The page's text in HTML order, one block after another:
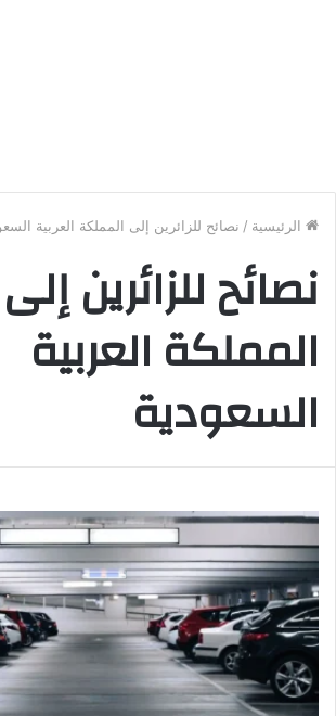
الرئيسية / نصائح للزائرين إلى المملكة العربية
نصائح للزائرين إلى
المملكة العربية
السعودية